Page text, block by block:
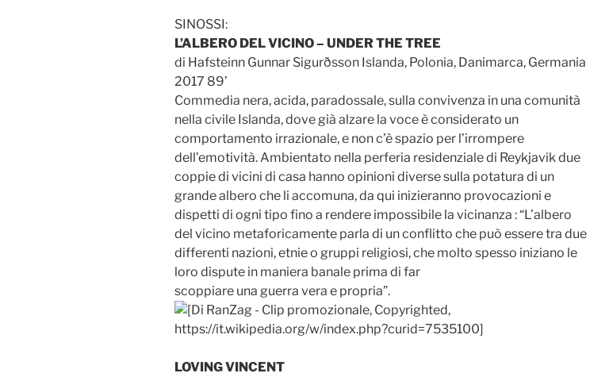
SINOSSI:
L’ALBERO DEL VICINO – UNDER THE TREE
di Hafsteinn Gunnar Sigurðsson Islanda, Polonia, Danimarca, Germania
2017 89’
Commedia nera, acida, paradossale, sulla convivenza in una comunità
nella civile Islanda, dove già alzare la voce è considerato un
comportamento irrazionale, e non c’è spazio per l’irrompere
dell’emotività. Ambientato nella perferia residenziale di Reykjavik due
coppie di vicini di casa hanno opinioni diverse sulla potatura di un
grande albero che li accomuna, da qui inizieranno provocazioni e
dispetti di ogni tipo fino a rendere impossibile la vicinanza : “L’albero
del vicino metaforicamente parla di un conflitto che può essere tra due
differenti nazioni, etnie o gruppi religiosi, che molto spesso iniziano le
loro dispute in maniera banale prima di far
scoppiare una guerra vera e propria”.
LOVING VINCENT